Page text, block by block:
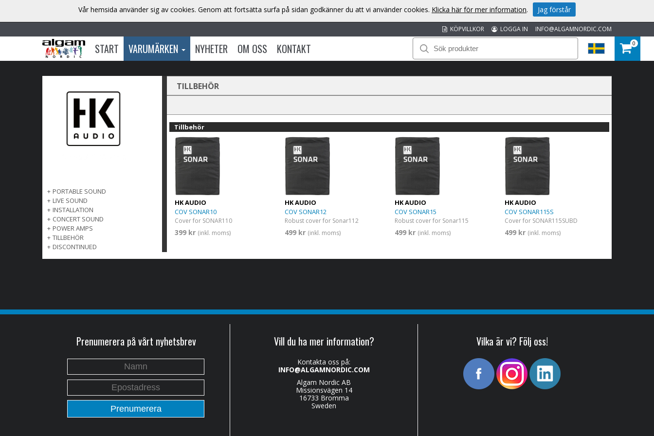
INFO@ALGAMNORDIC.COM
LOGGA IN
KÖPVILLKOR
START VARUMÄRKEN NYHETER OM OSS KONTAKT 0
+ PORTABLE SOUND
+ LIVE SOUND
+ INSTALLATION
+ CONCERT SOUND
+ POWER AMPS
+ TILLBEHÖR
+ DISCONTINUED
TILLBEHÖR
Tillbehör
HK AUDIO
COV SONAR10
Cover for SONAR110
399 kr (inkl. moms)
HK AUDIO
COV SONAR12
Robust cover for Sonar112
499 kr (inkl. moms)
HK AUDIO
COV SONAR15
Robust cover for Sonar115
499 kr (inkl. moms)
HK AUDIO
COV SONAR115S
Cover for SONAR115SUBD
499 kr (inkl. moms)
Prenumerera på vårt nyhetsbrev Vill du ha mer information?
Kontakta oss på:
INFO@ALGAMNORDIC.COM
Algam Nordic AB
Missionsvägen 14
16733 Bromma
Sweden
Vilka är vi? Följ oss!
Vår hemsida använder sig av cookies. Genom att fortsätta surfa på sidan godkänner du att vi använder cookies. Klicka här för mer information. Jag förstår